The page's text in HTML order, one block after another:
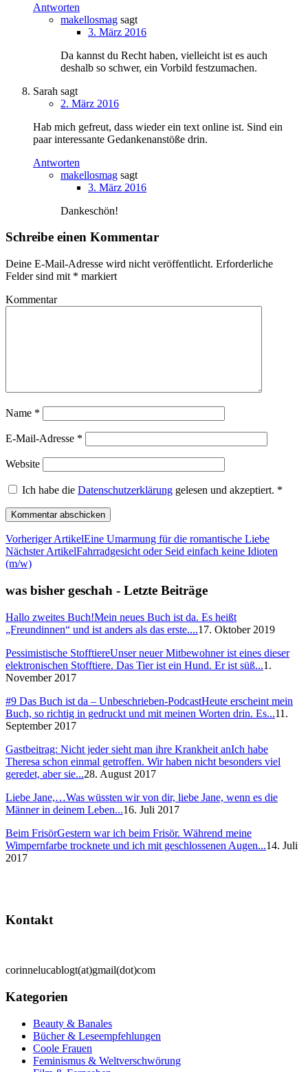
Antworten
makellosmag sagt
3. März 2016
Da kannst du Recht haben, vielleicht ist es auch
deshalb so schwer, ein Vorbild festzumachen.
Sarah sagt
2. März 2016
Hab mich gefreut, dass wieder ein text online ist. Sind ein
paar interessante Gedankenanstöße drin.
Antworten
makellosmag sagt
3. März 2016
Dankeschön!
Schreibe einen Kommentar
Deine E-Mail-Adresse wird nicht veröffentlicht. Erforderliche
Felder sind mit * markiert
Kommentar
Name *
E-Mail-Adresse *
Website
Ich habe die Datenschutzerklärung gelesen und akzeptiert. *
Vorheriger ArtikelEine Umarmung für die romantische Liebe
Nächster ArtikelFahrradgesicht oder Seid einfach keine Idioten
(m/w)
was bisher geschah - Letzte Beiträge
Hallo zweites Buch!Mein neues Buch ist da. Es heißt
„Freundinnen“ und ist anders als das erste....17. Oktober 2019
Pessimistische StofftiereUnser neuer Mitbewohner ist eines dieser
elektronischen Stofftiere. Das Tier ist ein Hund. Er ist süß...1.
November 2017
#9 Das Buch ist da – Unbeschrieben-PodcastHeute erscheint mein
Buch, so richtig in gedruckt und mit meinen Worten drin. Es...11.
September 2017
Gastbeitrag: Nicht jeder sieht man ihre Krankheit anIch habe
Theresa schon einmal getroffen. Wir haben nicht besonders viel
geredet, aber sie...28. August 2017
Liebe Jane,…Was wüssten wir von dir, liebe Jane, wenn es die
Männer in deinem Leben...16. Juli 2017
Beim FrisörGestern war ich beim Frisör. Während meine
Wimpernfarbe trocknete und ich mit geschlossenen Augen...14. Juli
2017
Kontakt
corinnelucablogt(at)gmail(dot)com
Kategorien
Beauty & Banales
Bücher & Leseempfehlungen
Coole Frauen
Feminismus & Weltverschwörung